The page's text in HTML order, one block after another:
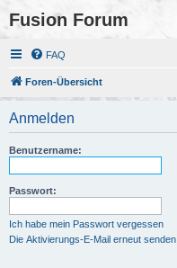
Fusion Forum
FAQ
Foren-Übersicht
Anmelden
Benutzername:
Passwort:
Ich habe mein Passwort vergessen
Die Aktivierungs-E-Mail erneut senden